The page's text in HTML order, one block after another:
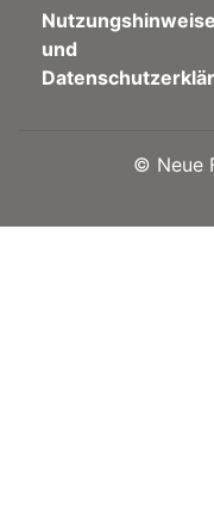
Nutzungshinweise
und
© Neue